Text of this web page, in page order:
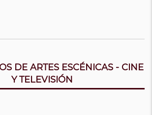
DE ARTES ESCÉNICAS - CINE
Y TELEVISIÓN